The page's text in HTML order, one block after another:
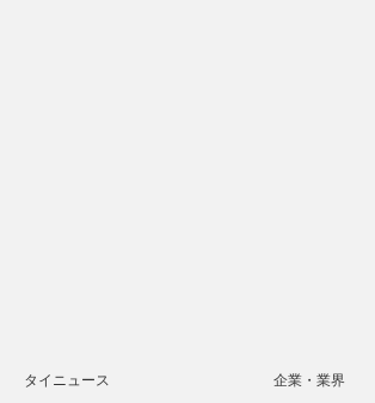
タイニュース 企業・業界